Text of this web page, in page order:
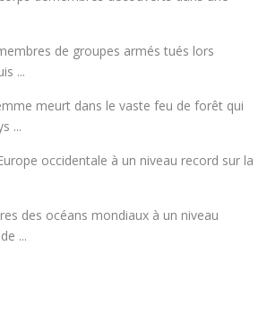
de groupes armés tués lors
...
meurt dans le vaste feu de forêt qui
...
occidentale à un niveau record sur la
des océans mondiaux à un niveau
...